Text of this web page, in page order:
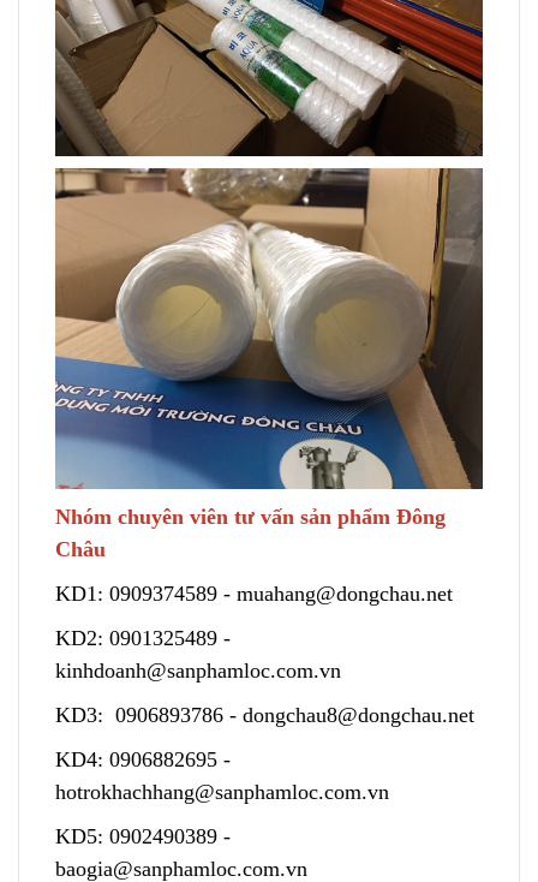
Nhóm chuyên viên tư vấn sản phẩm Đông
Châu
KD1: 0909374589 - muahang@dongchau.net
KD2: 0901325489 -
kinhdoanh@sanphamloc.com.vn
KD3: 0906893786 - dongchau8@dongchau.net
KD4: 0906882695 -
hotrokhachhang@sanphamloc.com.vn
KD5: 0902490389 -
baogia@sanphamloc.com.vn